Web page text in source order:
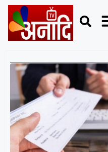
PaymentSystem